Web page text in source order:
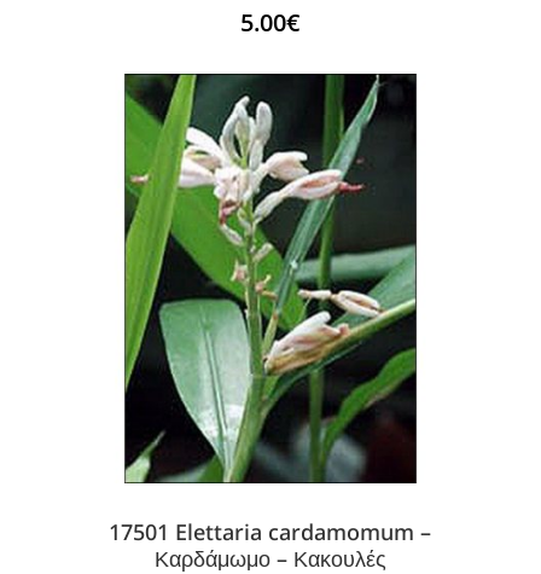
5.00€
17501 Elettaria cardamomum –
Καρδάμωμο – Κακουλές